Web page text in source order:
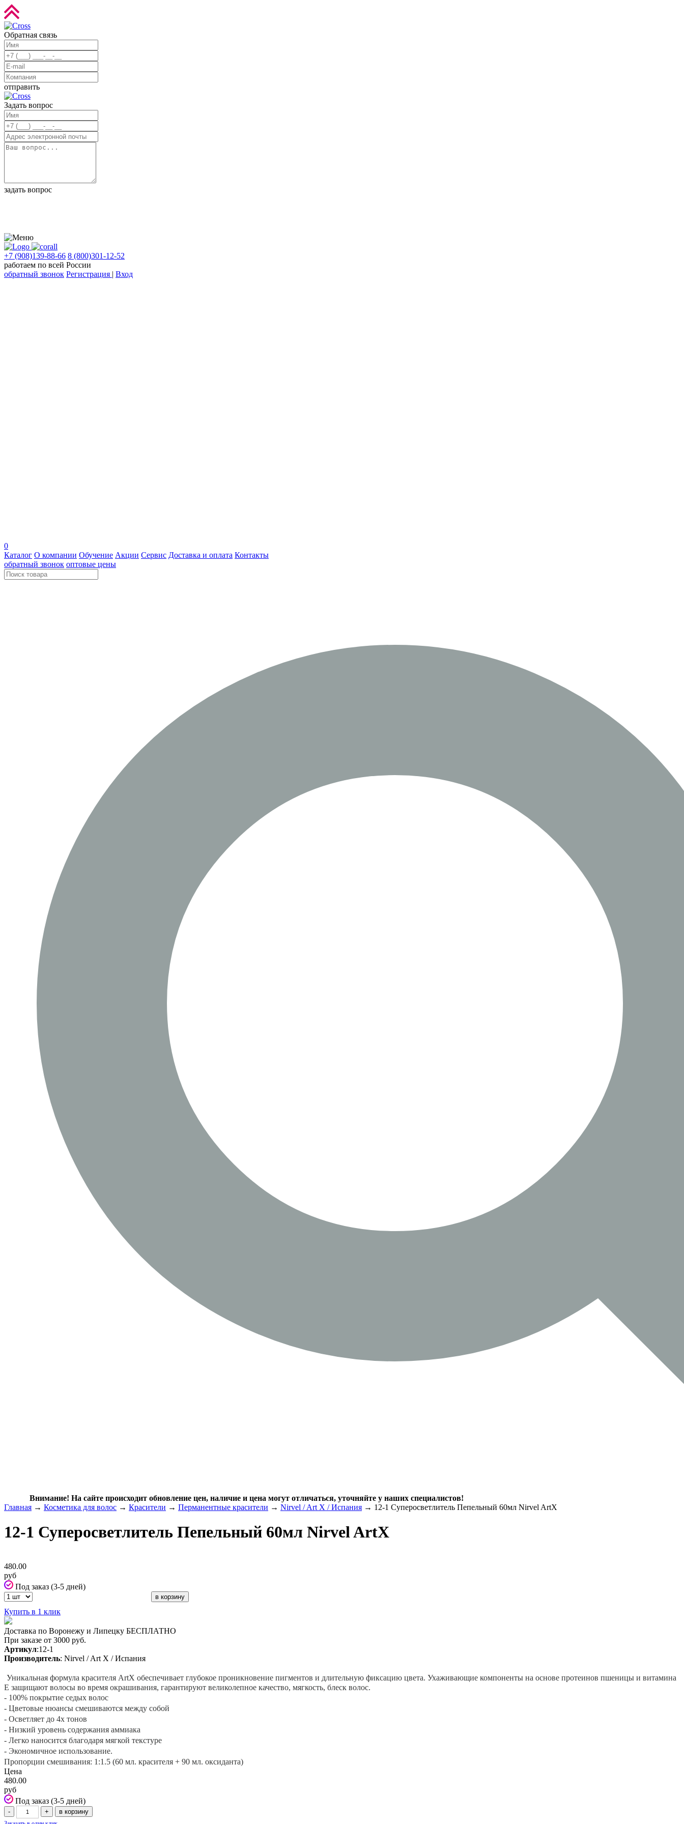
Обратная связь
отправить
Задать вопрос
задать вопрос
+7 (908)139-88-66 8 (800)301-12-52
работаем по всей России
обратный звонок Регистрация | Вход
0
Каталог О компании Обучение Акции Сервис Доставка и оплата Контакты
обратный звонок оптовые цены
Внимание! На сайте происходит обновление цен, наличие и цена могут отличаться, уточняйте у наших специалистов!
Главная → Косметика для волос → Красители → Перманентные красители → Nirvel / Art X / Испания → 12-1 Суперосветлитель Пепельный 60мл Nirvel ArtX
12-1 Суперосветлитель Пепельный 60мл Nirvel ArtX
480.00
руб
Под заказ (3-5 дней)
Купить в 1 клик
Доставка по Воронежу и Липецку БЕСПЛАТНО
При заказе от 3000 руб.
Артикул:12-1
Производитель: Nirvel / Art X / Испания
Уникальная формула красителя ArtX обеспечивает глубокое проникновение пигментов и длительную фиксацию цвета. Ухаживающие компоненты на основе протеинов пшеницы и витамина
Е защищают волосы во время окрашивания, гарантируют великолепное качество, мягкость, блеск волос.
- 100% покрытие седых волос
- Цветовые нюансы смешиваются между собой
- Осветляет до 4х тонов
- Низкий уровень содержания аммиака
- Легко наносится благодаря мягкой текстуре
- Экономичное использование.
Пропорции смешивания: 1:1.5 (60 мл. красителя + 90 мл. оксиданта)
Цена
480.00
руб
Под заказ (3-5 дней)